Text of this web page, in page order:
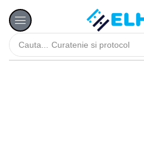
Cauta... Curatenie si protocol